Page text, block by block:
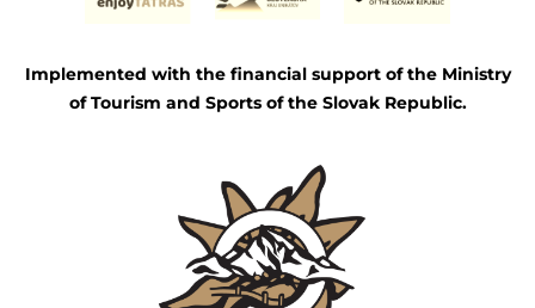
Implemented with the financial support of the Ministry
of Tourism and Sports of the Slovak Republic.